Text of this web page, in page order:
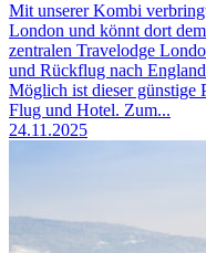
Mit unserer Kombi
London und könnt dort
zentralen Travelodge
und Rückflug nach
Möglich ist dieser günstige
Flug und Hotel. Zum...
24.11.2025